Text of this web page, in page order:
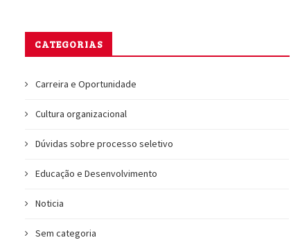
CATEGORIAS
Carreira e Oportunidade
Cultura organizacional
Dúvidas sobre processo seletivo
Educação e Desenvolvimento
Noticia
Sem categoria